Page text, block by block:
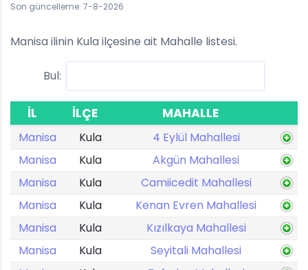
Son güncelleme: 7-8-2026
Manisa ilinin Kula ilçesine ait Mahalle listesi.
Bul:
İL İLÇE MAHALLE
Manisa Kula
4 Eylül Mahallesi
Manisa
Kula
Akgün Mahallesi
Manisa
Kula
Camiicedit Mahallesi
Manisa
Kula
Kenan Evren Mahallesi
Manisa
Kula
Kızılkaya Mahallesi
Manisa
Kula
Seyitali Mahallesi